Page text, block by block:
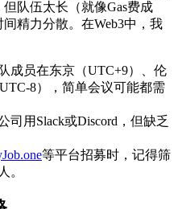
队伍太长（就像Gas费成
精力分散。在Web3中，我
成员在东京（UTC+9）、伦
8），简单会议可能都需
司用Slack或Discord，但缺乏
等平台招募时，记得筛
。